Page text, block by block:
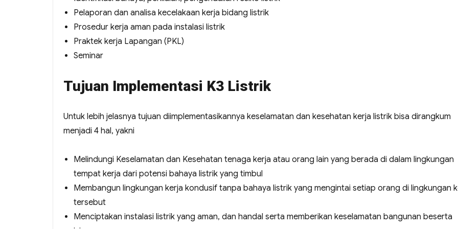
Pelaporan dan analisa kecelakaan kerja bidang listrik
Prosedur kerja aman pada instalasi listrik
Praktek kerja Lapangan (PKL)
Seminar
Tujuan Implementasi K3 Listrik
Untuk lebih jelasnya tujuan diimplementasikannya keselamatan dan kesehatan kerja listrik bisa dirangkum
menjadi 4 hal, yakni
Melindungi Keselamatan dan Kesehatan tenaga kerja atau orang lain yang berada di dalam lingkungan
tempat kerja dari potensi bahaya listrik yang timbul
Membangun lingkungan kerja kondusif tanpa bahaya listrik yang mengintai setiap orang di lingkungan
tersebut
Menciptakan instalasi listrik yang aman, dan handal serta memberikan keselamatan bangunan beserta